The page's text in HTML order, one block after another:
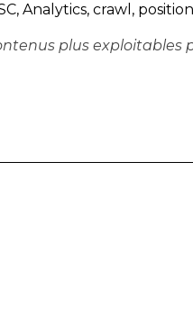
Analytics, crawl,
plus exploitables